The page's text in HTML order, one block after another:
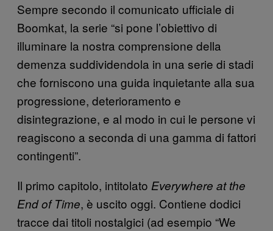
Sempre secondo il comunicato ufficiale di
Boomkat, la serie “si pone l’obiettivo di
illuminare la nostra comprensione della
demenza suddividendola in una serie di stadi
che forniscono una guida inquietante alla sua
progressione, deterioramento e
disintegrazione, e al modo in cui le persone vi
reagiscono a seconda di una gamma di fattori
contingenti”.
Il primo capitolo, intitolato Everywhere at the
End of Time, è uscito oggi. Contiene dodici
tracce dai titoli nostalgici (ad esempio “We